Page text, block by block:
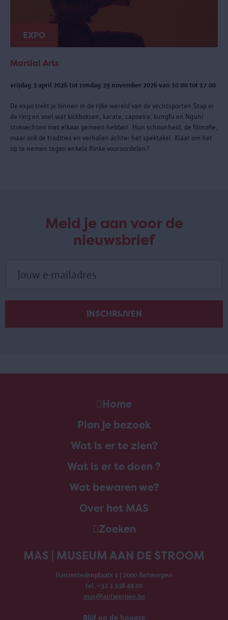
EXPO
Martial Arts
vrijdag 3 april 2026 tot zondag 29 november 2026 van 10:00 tot 17:00
De expo trekt je binnen in de rijke wereld van de vechtsporten.Stap in
de ring en voel wat kickboksen, karate, capoeira, kungfu en Nguni
stokvechten met elkaar gemeen hebben. Hun schoonheid, de filosofie,
maar ook de tradities en verhalen áchter het spektakel. Klaar om het
op te nemen tegen enkele flinke vooroordelen?
Meld je aan voor de
nieuwsbrief
Home
Plan je bezoek
Wat is er te zien?
Wat is er te doen ?
Wat bewaren we?
Over het MAS
Zoeken
MAS | MUSEUM AAN DE STROOM
Hanzestedenplaats 1 | 2000 Antwerpen
tel. +32 3 338 44 00
mas@antwerpen.be
Blijf op de hoogte